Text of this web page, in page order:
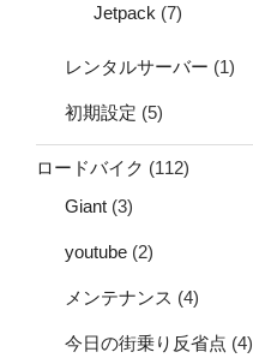
Jetpack (7)
レンタルサーバー (1)
初期設定 (5)
ロードバイク (112)
Giant (3)
youtube (2)
メンテナンス (4)
今日の街乗り反省点 (4)